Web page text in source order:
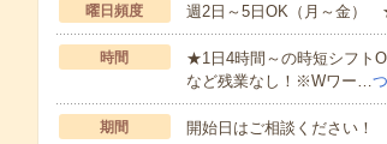
曜日頻度 週2日～5日OK（月～金）
時間
★1日4時間～の時短シフト
など残業なし！※Wワー…
期間 開始日はご相談ください